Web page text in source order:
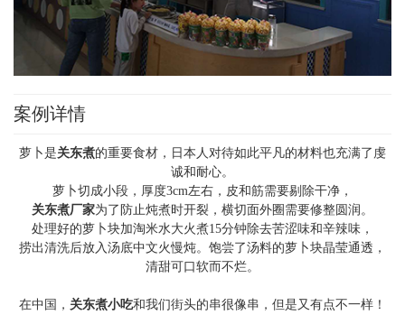
案例详情
萝卜是关东煮的重要食材，日本人对待如此平凡的材料也充满了虔
诚和耐心。
萝卜切成小段，厚度3cm左右，皮和筋需要剔除干净，
关东煮厂家为了防止炖煮时开裂，横切面外圈需要修整圆润。
处理好的萝卜块加淘米水大火煮15分钟除去苦涩味和辛辣味，
捞出清洗后放入汤底中文火慢炖。饱尝了汤料的萝卜块晶莹通透，
清甜可口软而不烂。
在中国， 关东煮小吃和我们街头的串很像串，但是又有点不一样！